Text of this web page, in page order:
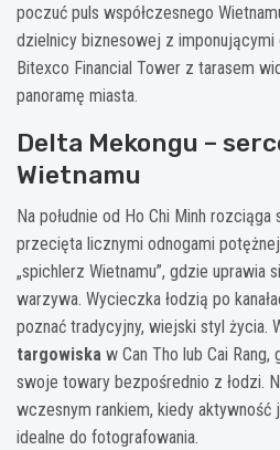
poczuć puls współczesnego
dzielnicy biznesowej z imponującymi
Bitexco Financial Tower z tarasem
panoramę miasta.
Delta Mekongu –
Wietnamu
Na południe od Ho Chi Minh rozciąga
przecięta licznymi odnogami
„spichlerz Wietnamu”, gdzie uprawia
warzywa. Wycieczka łodzią po
poznać tradycyjny, wiejski styl życia.
targowiska w Can Tho lub Cai
swoje towary bezpośrednio z łodzi.
wczesnym rankiem, kiedy aktywność
idealne do fotografowania.